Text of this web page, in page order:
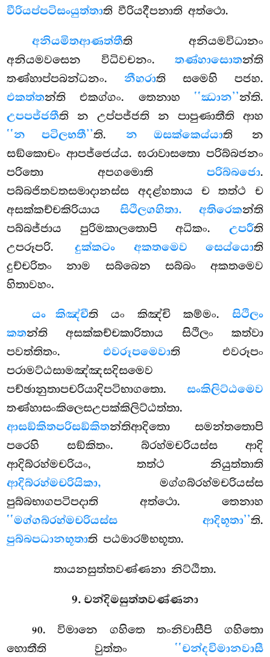
වීරියප්පටිසංයුත්තාති වීරියදීපනාති අත්ථො.
අනියමිතආණත්තීති අනියමවිධානං
අනියමවසෙන විධිවචනං. තණ්හාසොතන්ති
තණ්හාප්පබන්ධනං.නීහරාති සමෙහි පජහ.
එකත්තන්ති එකග්ගං. තෙනාහ ‘‘ඣාන’’න්ති.
උපපජ්ජතීති න උප්පජ්ජති න පාපුණාතීති ආහ
‘‘න පටිලභතී’’ති. න ඔසක්කෙය්යාති න
සඞ්කොචං ආපජ්ජෙය්ය. ඝරාවාසතො පරිබ්බජනං
පරිතො අපගමොති පරිබ්බජො.
පබ්බජිතවතසමාදානස්ස අදළ්හතාය ච තත්ථ ච
අසක්කච්චකිරියාය සිථිලගහිතා. අතිරෙකන්ති
පබ්බජ්ජාය පුරිමකාලතොපි අධිකං. උපරීති
උපරූපරි.දුක්කටං අකතමෙව සෙය්යොති
දුච්චරිතං නාම සබ්බෙන සබ්බං අකතමෙව
හිතාවහං.
යං කිඤ්චීති යං කිඤ්චි කම්මං. සිථිලං
කතන්ති අසක්කච්චකාරිතාය සිථිලං කත්වා
පවත්තිතං. එවරූපමෙවාති එවරූපං
පරාමට්ඨසාමඤ්ඤසදිසමෙව
පච්ඡානුතාපචරියාදිපටිභාගතො. සංකිලිට්ඨමෙව
තණ්හාසංකිලෙසඋපක්කිලිට්ඨත්තා.
ආසඞ්කිතපරිසඞ්කිතන්තිආදිතො සමන්තතොපි
පරෙහි සඞ්කිතං. බ්රහ්මචරියස්ස ආදි
ආදිබ්රහ්මචරියං, තත්ථ නියුත්තාති
ආදිබ්රහ්මචරියිකා, මග්ගබ්රහ්මචරියස්ස
පුබ්බභාගපටිපදාති අත්ථො. තෙනාහ
‘‘මග්ගබ්රහ්මචරියස්ස ආදිභූතා’’ති.
පුබ්බපධානභූතාති පඨමාරම්භභූතා.
තායනසුත්තවණ්ණනා නිට්ඨිතා.
9. චන්දිමසුත්තවණ්ණනා
90. විමානෙ ගහිතෙ තංනිවාසීපි ගහිතො
හොතීති වුත්තං ‘‘චන්දවිමානවාසී